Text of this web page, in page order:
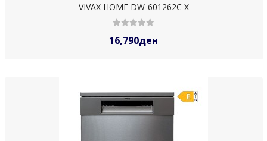
VIVAX HOME DW-601262C X
16,790ден